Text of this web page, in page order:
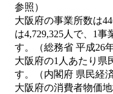
参照）
大阪府の事業所数は
は4,729,325人で、1
す。（総務省 平成26
大阪府の1人あたり県
す。（内閣府 県民経
大阪府の消費者物価